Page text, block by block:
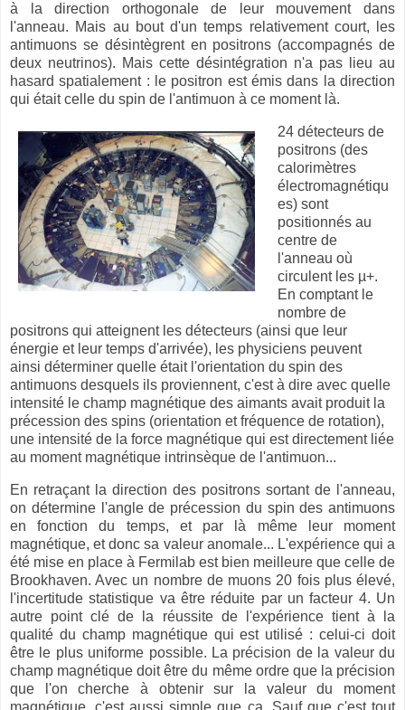
à la direction orthogonale de leur mouvement dans
l'anneau. Mais au bout d'un temps relativement court, les
antimuons se désintègrent en positrons (accompagnés de
deux neutrinos). Mais cette désintégration n'a pas lieu au
hasard spatialement : le positron est émis dans la direction
qui était celle du spin de l'antimuon à ce moment là.
24 détecteurs de
positrons (des
calorimètres
électromagnétiqu
es) sont
positionnés au
centre de
l'anneau où
circulent les µ+.
En comptant le
nombre de
positrons qui atteignent les détecteurs (ainsi que leur
énergie et leur temps d'arrivée), les physiciens peuvent
ainsi déterminer quelle était l'orientation du spin des
antimuons desquels ils proviennent, c'est à dire avec quelle
intensité le champ magnétique des aimants avait produit la
précession des spins (orientation et fréquence de rotation),
une intensité de la force magnétique qui est directement liée
au moment magnétique intrinsèque de l'antimuon...
En retraçant la direction des positrons sortant de l'anneau,
on détermine l'angle de précession du spin des antimuons
en fonction du temps, et par là même leur moment
magnétique, et donc sa valeur anomale... L'expérience qui a
été mise en place à Fermilab est bien meilleure que celle de
Brookhaven. Avec un nombre de muons 20 fois plus élevé,
l'incertitude statistique va être réduite par un facteur 4. Un
autre point clé de la réussite de l'expérience tient à la
qualité du champ magnétique qui est utilisé : celui-ci doit
être le plus uniforme possible. La précision de la valeur du
champ magnétique doit être du même ordre que la précision
que l'on cherche à obtenir sur la valeur du moment
magnétique, c'est aussi simple que ça. Sauf que c'est tout